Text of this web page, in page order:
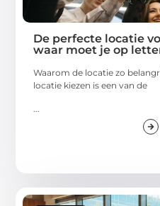
De perfecte locatie
waar moet je op
Waarom de locatie zo
locatie kiezen is een van de